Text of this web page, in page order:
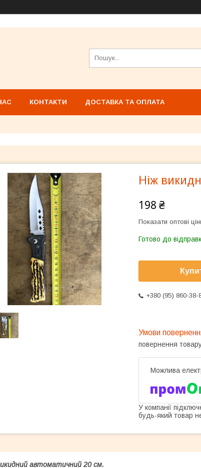
КОНТАКТИ ДОСТАВКА ТА ОПЛАТА
Ніж
198 ₴
Показати оптові
Готово до
+380 (95) 860-38-
повернення
У компанії
будь-який товар
автоматичний 20 см.